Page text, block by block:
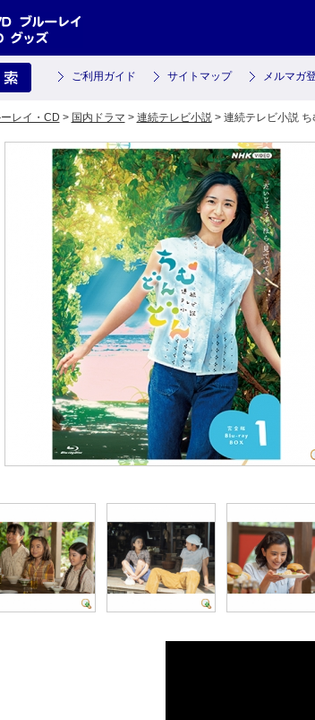
ご利用ガイド サイトマップ メルマガ
レイ・CD > 国内ドラマ > 連続テレビ小説> 連続テレビ小説 ち